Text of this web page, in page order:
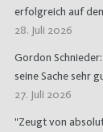
erfolgreich auf
28. Juli 2026
Gordon
seine Sache sehr
27. Juli 2026
"Zeugt von